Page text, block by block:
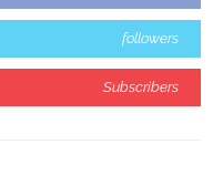
followers
Subscribers